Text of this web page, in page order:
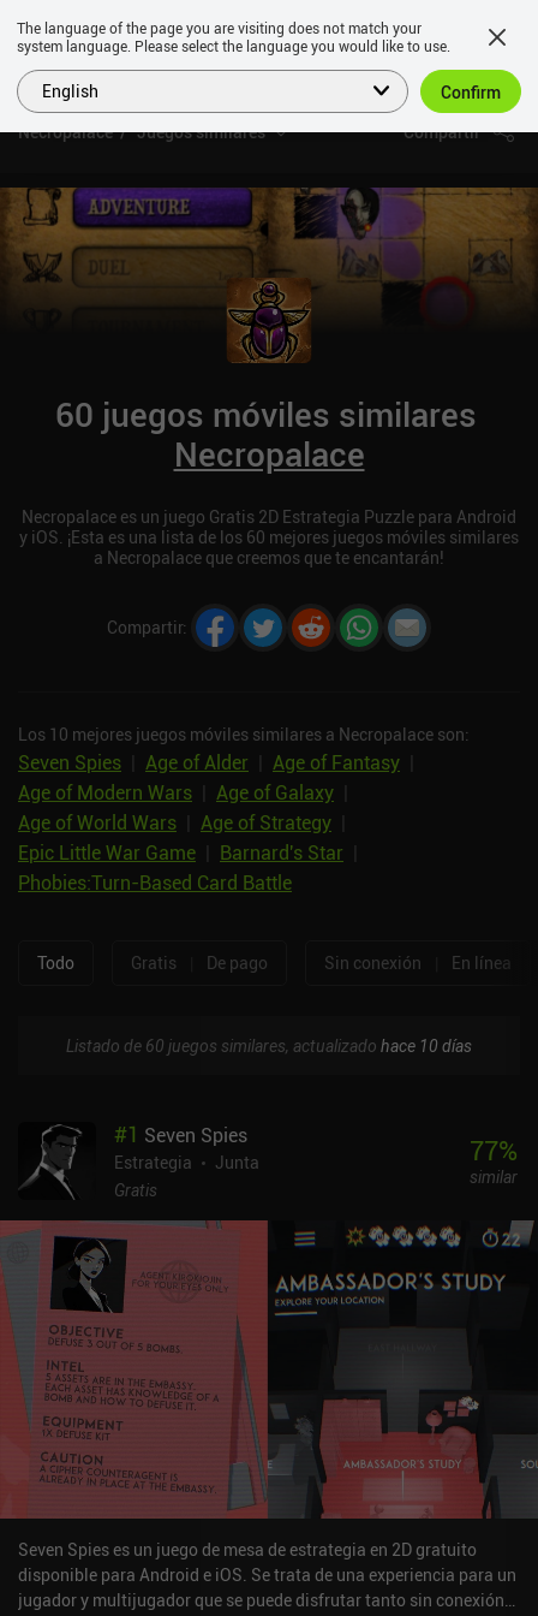
Necropalace Juegos similares Compartir
60 juegos móviles similares
Necropalace
Necropalace es un juego Gratis 2D Estrategia Puzzle para Android
y iOS. ¡Esta es una lista de los 60 mejores juegos móviles similares
a Necropalace que creemos que te encantarán!
Compartir:
Los 10 mejores juegos móviles similares a Necropalace son:
Seven Spies Age of Alder Age of Fantasy
Age of Modern Wars
Age of Galaxy
Age of World Wars
Age of Strategy
Epic Little War Game
Barnard's Star
Phobies:Turn-Based Card Battle
Todo Gratis De pago Sin conexión En línea
Listado de 60 juegos similares, actualizado hace 10 días
#1 Seven Spies
Estrategia
Junta
Gratis
77%
similar
Seven Spies es un juego de mesa de estrategia en 2D gratuito
disponible para Android e iOS. Se trata de una experiencia para un
jugador y multijugador que se puede disfrutar tanto sin conexión
The language of the page you are visiting does not match your
system language. Please select the language you would like to use.
English Confirm